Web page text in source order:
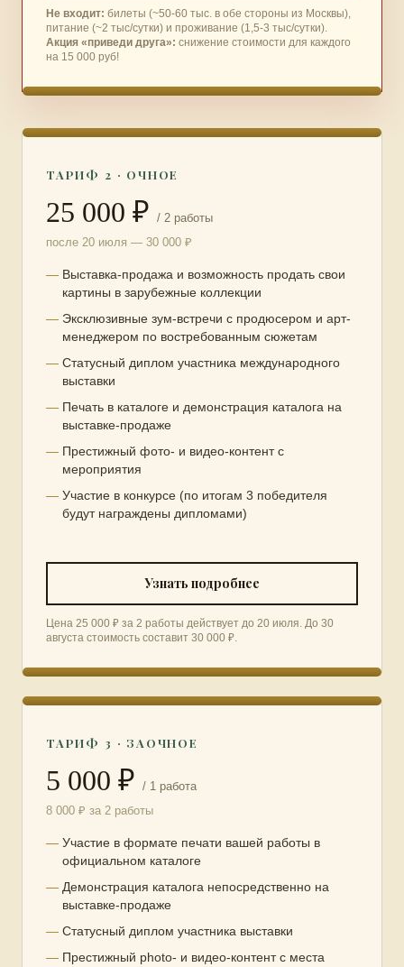
Не входит: билеты (~50-60 тыс. в обе стороны из Москвы),
питание (~2 тыс/сутки) и проживание (1,5-3 тыс/сутки).
Акция «приведи друга»: снижение стоимости для каждого
на 15 000 руб!
ТАРИФ 2 · ОЧНОЕ
25 000 ₽ / 2 работы
после 20 июля — 30 000 ₽
Выставка-продажа и возможность продать свои
картины в зарубежные коллекции
Эксклюзивные зум-встречи с продюсером и арт-
менеджером по востребованным сюжетам
Статусный диплом участника международного
выставки
Печать в каталоге и демонстрация каталога на
выставке-продаже
Престижный фото- и видео-контент с
мероприятия
Участие в конкурсе (по итогам 3 победителя
будут награждены дипломами)
Узнать подробнее
Цена 25 000 ₽ за 2 работы действует до 20 июля. До 30
августа стоимость составит 30 000 ₽.
ТАРИФ 3 · ЗАОЧНОЕ
5 000 ₽ / 1 работа
8 000 ₽ за 2 работы
Участие в формате печати вашей работы в
официальном каталоге
Демонстрация каталога непосредственно на
выставке-продаже
Статусный диплом участника выставки
Престижный photo- и видео-контент с места